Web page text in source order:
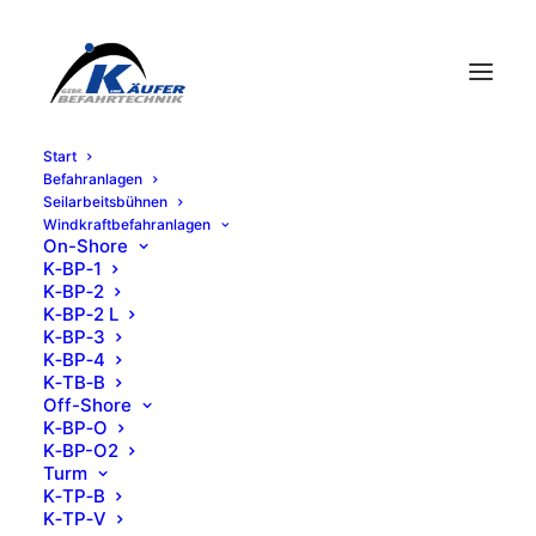
Start
Befahr­an­la­gen
Seil­ar­beits­büh­nen
Wind­kraft­be­fahr­an­la­gen
On-Shore
K‑BP‑1
K‑BP‑2
K‑BP‑2 L
K‑BP‑3
K‑BP‑4
K‑TB‑B
Off-Shore
K‑BP‑O
K‑BP-O2
Turm
K‑TP‑B
K‑TP‑V